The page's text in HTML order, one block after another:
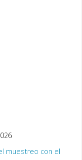
muestreo con el